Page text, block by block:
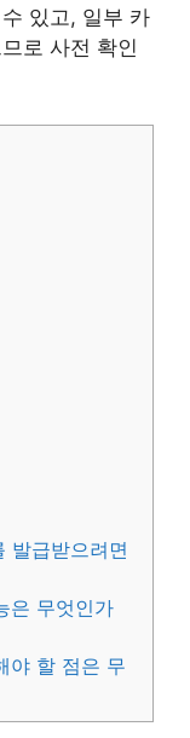
있고, 일부 카
로 사전 확인
발급받으려면
은 무엇인가
야 할 점은 무